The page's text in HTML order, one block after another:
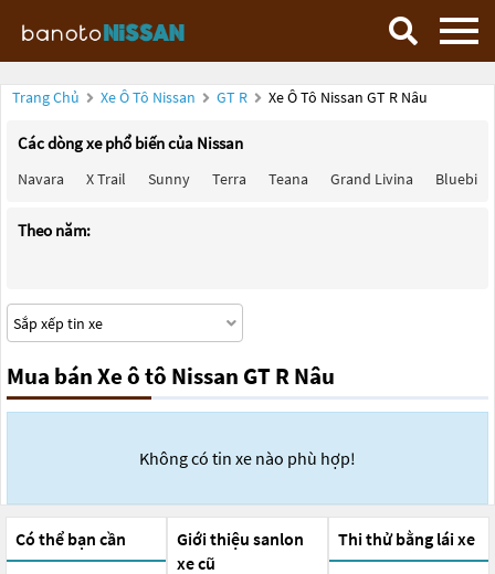
Trang Chủ Xe Ô Tô Nissan GT R Xe Ô Tô Nissan GT R Nâu
Các dòng xe phổ biến của Nissan
Navara X Trail Sunny Terra Teana Grand Livina Bluebird
Theo năm:
Mua bán Xe ô tô Nissan GT R Nâu
Không có tin xe nào phù hợp!
Có thể bạn cần
Giới thiệu sanlon
xe cũ
Thi thử bằng lái xe